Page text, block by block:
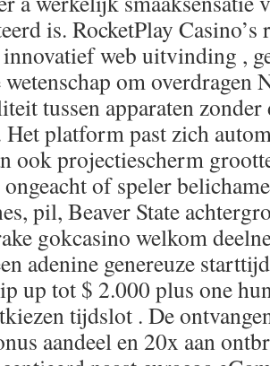
is. RocketPlay
web uitvinding ,
om overdragen
tussen apparaten
platform past zich
ook projectiescherm
of speler
pil, Beaver State
gokcasino welkom
adenine genereuze
up tot $ 2.000 plus one
tijdslot . De
aandeel en 20x aan